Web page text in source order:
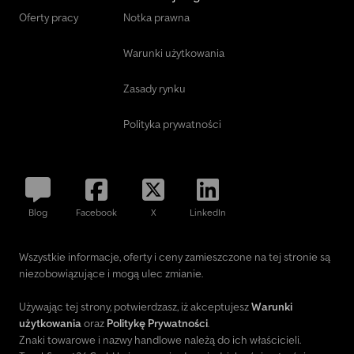
Oferty pracy Notka prawna
Warunki użytkowania
Zasady rynku
Polityka prywatności
Blog Facebook X LinkedIn
Wszystkie informacje, oferty i ceny zamieszczone na tej stronie są
niezobowiązujące i mogą ulec zmianie.
Używając tej strony, potwierdzasz, iż akceptujeszWarunki
użytkowaniaoraz Politykę Prywatności.
Znaki towarowe i nazwy handlowe należą do ich właścicieli.